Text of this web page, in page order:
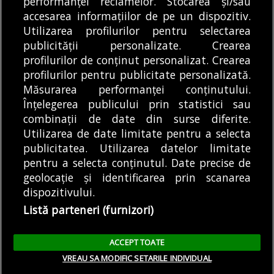
dintre...
ALEXANDRU STAN 03/08/2026
(ASPA) București a
continuat, în această...
DE CĂTĂLIN ANGHEL-DIMACHE
30/07/2026
MODIFICĂ SETĂRILE COOKIES
© Copyright 2025 - Buletin de București.
Găzduit dePresslabs.com. Powered by TRS Design.
Despre
Noi
Media
Kit
Politică De
Confidențialitate
Cookie
Policy (EU)
Cookie
Policy
Tweet
Facebook
Share this selection
Tweet
accesarea informațiilor de pe un dispozitiv.
Utilizarea profilurilor pentru selectarea
publicității personalizate. Crearea
profilurilor de conținut personalizat. Crearea
profilurilor pentru publicitate personalizată.
Măsurarea performanței conținutului.
Înțelegerea publicului prin statistici sau
combinații de date din surse diferite.
Utilizarea de date limitate pentru a selecta
publicitatea. Utilizarea datelor limitate
pentru a selecta conținutul. Date precise de
geolocație și identificarea prin scanarea
dispozitivului.
Listă parteneri (furnizori)
ACCEPT TOATE
VREAU SA MODIFIC SETARILE INDIVIDUAL